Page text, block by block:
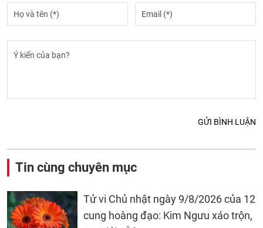
GỬI BÌNH LUẬN
Tin cùng chuyên mục
Tử vi Chủ nhật ngày 9/8/2026 của 12
cung hoàng đạo: Kim Ngưu xáo trộn,